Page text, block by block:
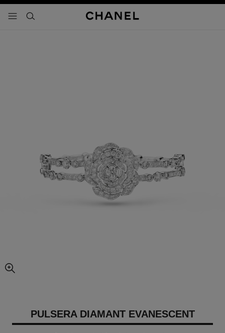
- navegación principal
buscar
imagen agrandada
PULSERA DIAMANT EVANESCENT